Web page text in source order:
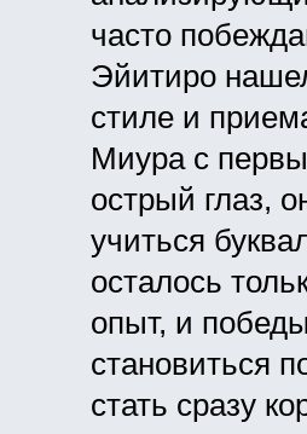
часто
Эйитиро
стиле и
Миура с
острый глаз,
учиться
осталось
опыт, и
становиться
стать сразу